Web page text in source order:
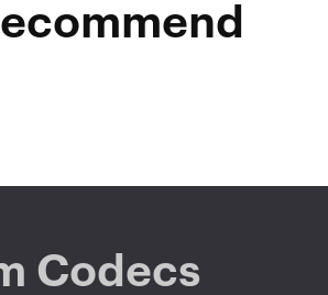
Codecs